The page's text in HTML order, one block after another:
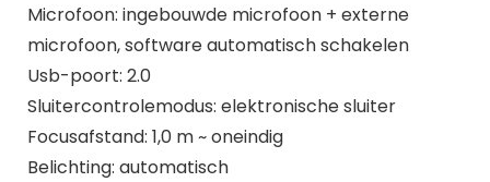
Microfoon: ingebouwde microfoon + externe
microfoon, software automatisch schakelen
Usb-poort: 2.0
Sluitercontrolemodus: elektronische sluiter
Focusafstand: 1,0 m ~ oneindig
Belichting: automatisch